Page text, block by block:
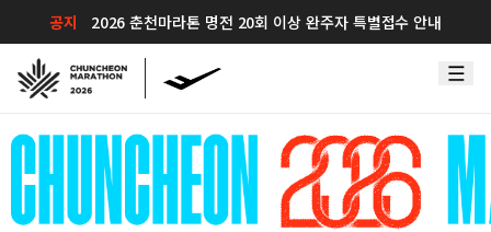
공지 2026 춘천마라톤 명전 20회 이상 완주자 특별접수 안내